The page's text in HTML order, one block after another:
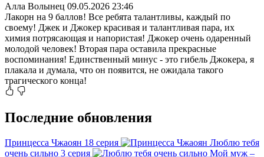
Алла Волынец 09.05.2026 23:46
Лакорн на 9 баллов! Все ребята талантливы, каждый по
своему! Джек и Джокер красивая и талантливая пара, их
химия потрясающая и напористая! Джокер очень одаренный
молодой человек! Вторая пара оставила прекрасные
воспоминания! Единственный минус - это гибель Джокера, я
плакала и думала, что он появится, не ожидала такого
трагического конца!
Последние обновления
Принцесса Чжаоян 18 серия
Люблю тебя
очень сильно 3 серия
Мой муж –